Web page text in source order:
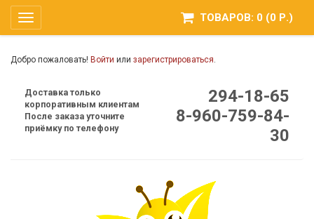
ТОВАРОВ: 0 (0 Р.)
Toggle
navigation
Добро пожаловать! Войти или зарегистрироваться.
Доставка только
корпоративным клиентам
После заказа уточните
приёмку по телефону
294-18-65
8-960-759-84-
30